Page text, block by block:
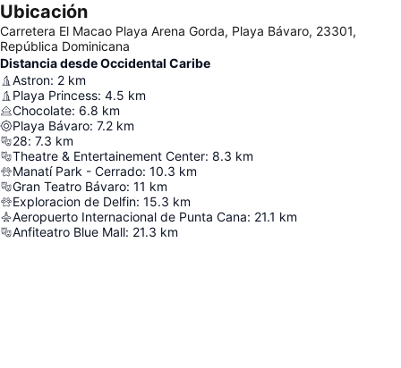
Ubicación
Carretera El Macao Playa Arena Gorda, Playa Bávaro, 23301,
República Dominicana
Distancia desde Occidental Caribe
Astron: 2 km
Playa Princess: 4.5 km
Chocolate: 6.8 km
Playa Bávaro: 7.2 km
28: 7.3 km
Theatre & Entertainement Center: 8.3 km
Manatí Park - Cerrado: 10.3 km
Gran Teatro Bávaro: 11 km
Exploracion de Delfin: 15.3 km
Aeropuerto Internacional de Punta Cana: 21.1 km
Anfiteatro Blue Mall: 21.3 km